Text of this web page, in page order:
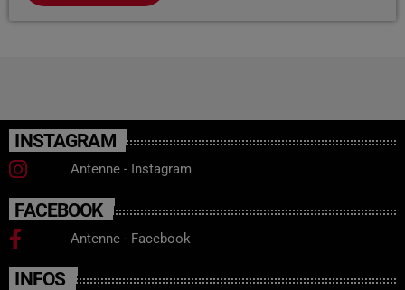
INSTAGRAM
Antenne - Instagram
FACEBOOK
Antenne - Facebook
INFOS